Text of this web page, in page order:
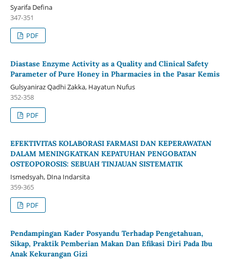
Syarifa Defina
347-351
PDF
Diastase Enzyme Activity as a Quality and Clinical Safety
Parameter of Pure Honey in Pharmacies in the Pasar Kemis
Gulsyaniraz Qadhi Zakka, Hayatun Nufus
352-358
PDF
EFEKTIVITAS KOLABORASI FARMASI DAN KEPERAWATAN
DALAM MENINGKATKAN KEPATUHAN PENGOBATAN
OSTEOPOROSIS: SEBUAH TINJAUAN SISTEMATIK
Ismedsyah, DIna Indarsita
359-365
PDF
Pendampingan Kader Posyandu Terhadap Pengetahuan,
Sikap, Praktik Pemberian Makan Dan Efikasi Diri Pada Ibu
Anak Kekurangan Gizi